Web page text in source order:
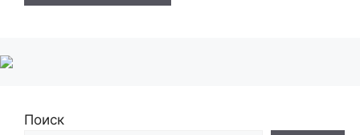
Поиск